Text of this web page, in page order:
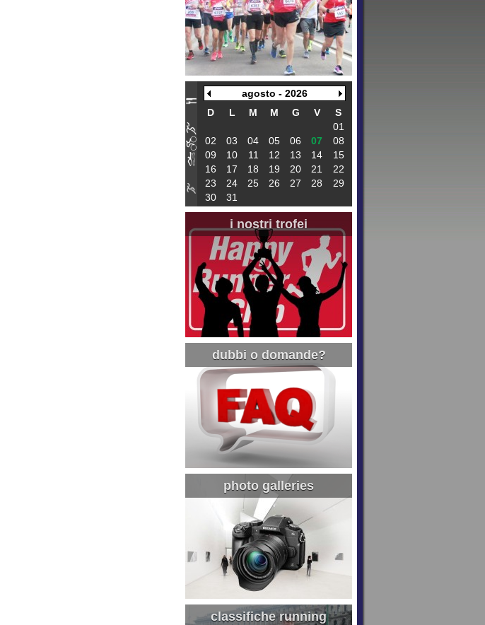
agosto - 2026
D
L M M G V
S
01
02
03 04 05 06 07
08
09
10 11 12 13 14
15
16
17 18 19 20 21
22
23
24 25 26 27 28
29
30
31
i nostri trofei
dubbi o domande?
photo galleries
classifiche running